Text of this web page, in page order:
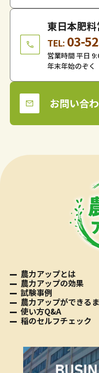
東日本肥
TEL: 03-
営業時間 平日
年末年始のぞく
お問い合
農力アップとは
農力アップの効果
試験事例
農力アップができる
使い方Q&A
稲のセルフチェック